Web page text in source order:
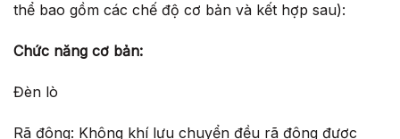
thể bao gồm các chế độ cơ bản và kết hợp sau):
Chức năng cơ bản:
Đèn lò
Rã đông: Không khí lưu chuyển đều rã đông được